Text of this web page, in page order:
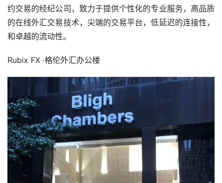
约交易的经纪公司，致力于提供个性化的专业服务，高品质
的在线外汇交易技术，尖端的交易平台，低延迟的连接性，
和卓越的流动性。
Rubix FX ·格伦外汇办公楼